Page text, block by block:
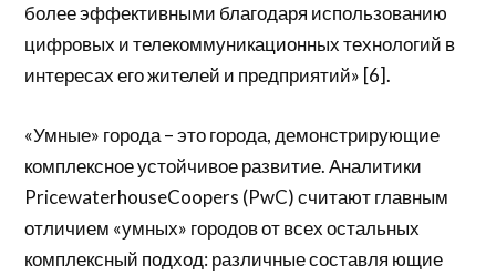
более эффективными благодаря использованию
цифровых и телекоммуникационных технологий в
интересах его жителей и предприятий» [6].
«Умные» города – это города, демонстрирующие
комплексное устойчивое развитие. Аналитики
PricewaterhouseCoopers (PwC) считают главным
отличием «умных» городов от всех остальных
комплексный подход: различные составля ющие